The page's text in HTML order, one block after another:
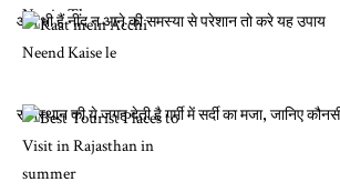
आप भी हैं नींद न आने की समस्या से परेशान तो करे यह उपाय
राजस्थान की ये जगह देती है गर्मी में सर्दी का मजा, जानिए